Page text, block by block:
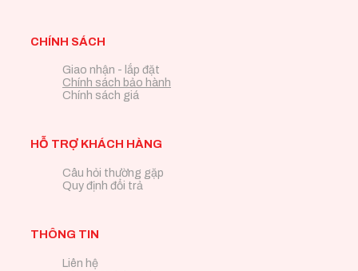
CHÍNH SÁCH
Giao nhận - lắp đặt
Chính sách bảo hành
Chính sách giá
HỖ TRỢ KHÁCH HÀNG
Câu hỏi thường gặp
Quy định đổi trả
THÔNG TIN
Liên hệ